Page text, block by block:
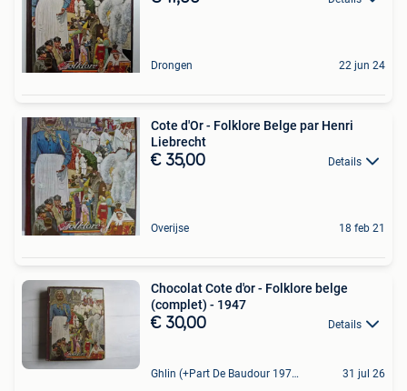
Drongen 22 jun 24
Cote d'Or - Folklore Belge par Henri
Liebrecht
€ 35,00 Details
Overijse 18 feb 21
Chocolat Cote d'or - Folklore belge
(complet) - 1947
€ 30,00 Details
Ghlin (+Part De Baudour 1971) 31 jul 26